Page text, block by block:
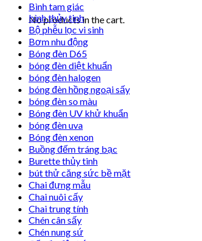
No products in the cart.
Bình tam giác
bình thủy tinh
Bộ phễu lọc vi sinh
Bơm nhu động
Bóng đèn D65
bóng đèn diệt khuẩn
bóng đèn halogen
bóng đèn hồng ngoại sấy
bóng đèn so màu
Bóng đèn UV khử khuẩn
bóng đèn uva
Bóng đèn xenon
Buồng đếm tráng bạc
Burette thủy tinh
bút thử căng sức bề mặt
Chai đựng mẫu
Chai nuôi cấy
Chai trung tính
Chén cân sấy
Chén nung sứ